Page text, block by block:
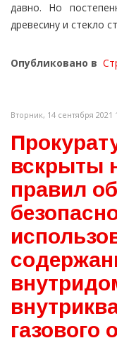
давно. Но
древесину и стекло
Опубликовано в
Вторник, 14 сентября 2021
вскрыты
правил
газового